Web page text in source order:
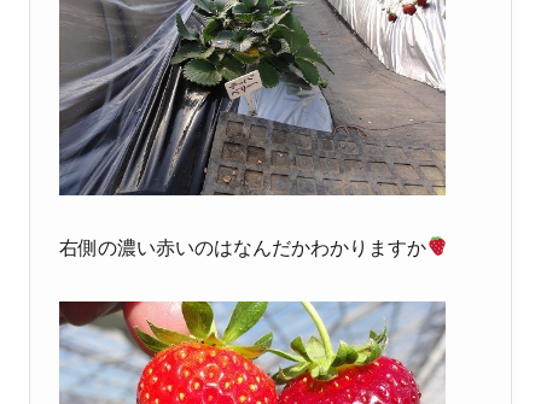
右側の濃い赤いのはなんだかわかりますか